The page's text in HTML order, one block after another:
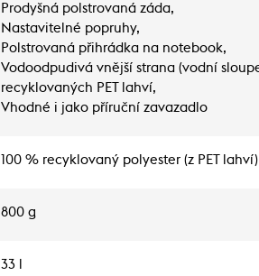
Prodyšná polstrovaná záda,
Nastavitelné popruhy,
Polstrovaná přihrádka na notebook,
Vodoodpudivá vnější strana (vodní
recyklovaných PET lahví,
Vhodné i jako příruční zavazadlo
100 % recyklovaný polyester (z PET lahví)
800 g
33 l